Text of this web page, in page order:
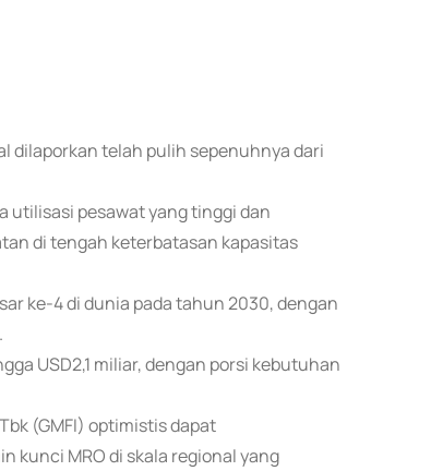
dilaporkan telah pulih sepenuhnya dari
utilisasi pesawat yang tinggi dan
di tengah keterbatasan kapasitas
ke-4 di dunia pada tahun 2030, dengan
USD2,1 miliar, dengan porsi kebutuhan
(GMFI) optimistis dapat
kunci MRO di skala regional yang